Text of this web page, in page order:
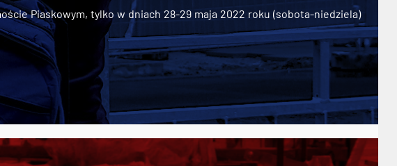
Piaskowym, tylko w dniach 28-29 maja 2022 roku (sobota-niedziela)